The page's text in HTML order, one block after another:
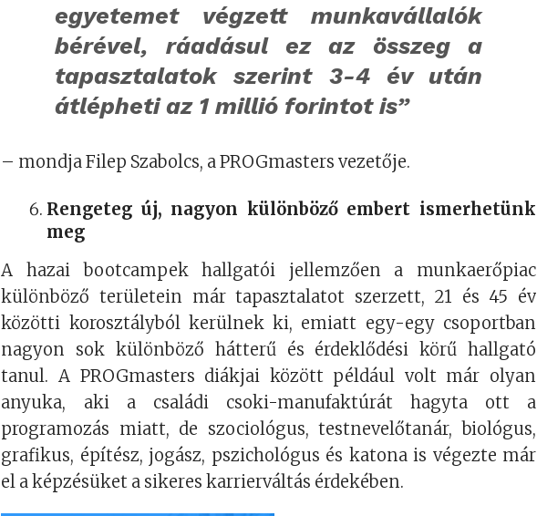
egyetemet végzett munkavállalók
bérével, ráadásul ez az összeg a
tapasztalatok szerint 3-4 év után
átlépheti az 1 millió forintot is”
– mondja Filep Szabolcs, a PROGmasters vezetője.
Rengeteg új, nagyon különböző embert ismerhetünk
meg
A hazai bootcampek hallgatói jellemzően a munkaerőpiac
különböző területein már tapasztalatot szerzett, 21 és 45 év
közötti korosztályból kerülnek ki, emiatt egy-egy csoportban
nagyon sok különböző hátterű és érdeklődési körű hallgató
tanul. A PROGmasters diákjai között például volt már olyan
anyuka, aki a családi csoki-manufaktúrát hagyta ott a
programozás miatt, de szociológus, testnevelőtanár, biológus,
grafikus, építész, jogász, pszichológus és katona is végezte már
el a képzésüket a sikeres karrierváltás érdekében.